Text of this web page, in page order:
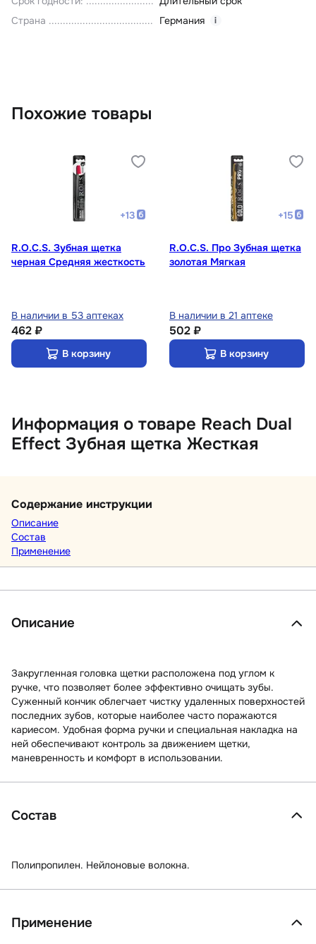
Страна
Германия i
Похожие товары
+13
R.O.C.S. Зубная щетка
черная Средняя жесткость
В наличии в 53 аптеках
462 ₽
В корзину
+15
R.O.C.S. Про Зубная щетка
золотая Мягкая
В наличии в 21 аптеке
502 ₽
В корзину
Информация о товаре Reach Dual
Effect Зубная щетка Жесткая
Содержание инструкции
Описание
Состав
Применение
Описание
Закругленная головка щетки расположена под углом к
ручке, что позволяет более эффективно очищать зубы.
Cуженный кончик облегчает чистку удаленных поверхностей
последних зубов, которые наиболее часто поражаются
кариесом. Удобная форма ручки и специальная накладка на
ней обеспечивают контроль за движением щетки,
маневренность и комфорт в использовании.
Состав
Полипропилен. Нейлоновые волокна.
Применение